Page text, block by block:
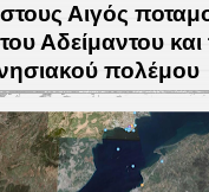
Αιγός
Αδείμαντου και
πολέμου